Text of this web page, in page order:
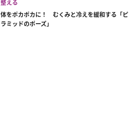
整える
体をポカポカに！ むくみと冷えを緩和する「ピ
ラミッドのポーズ」